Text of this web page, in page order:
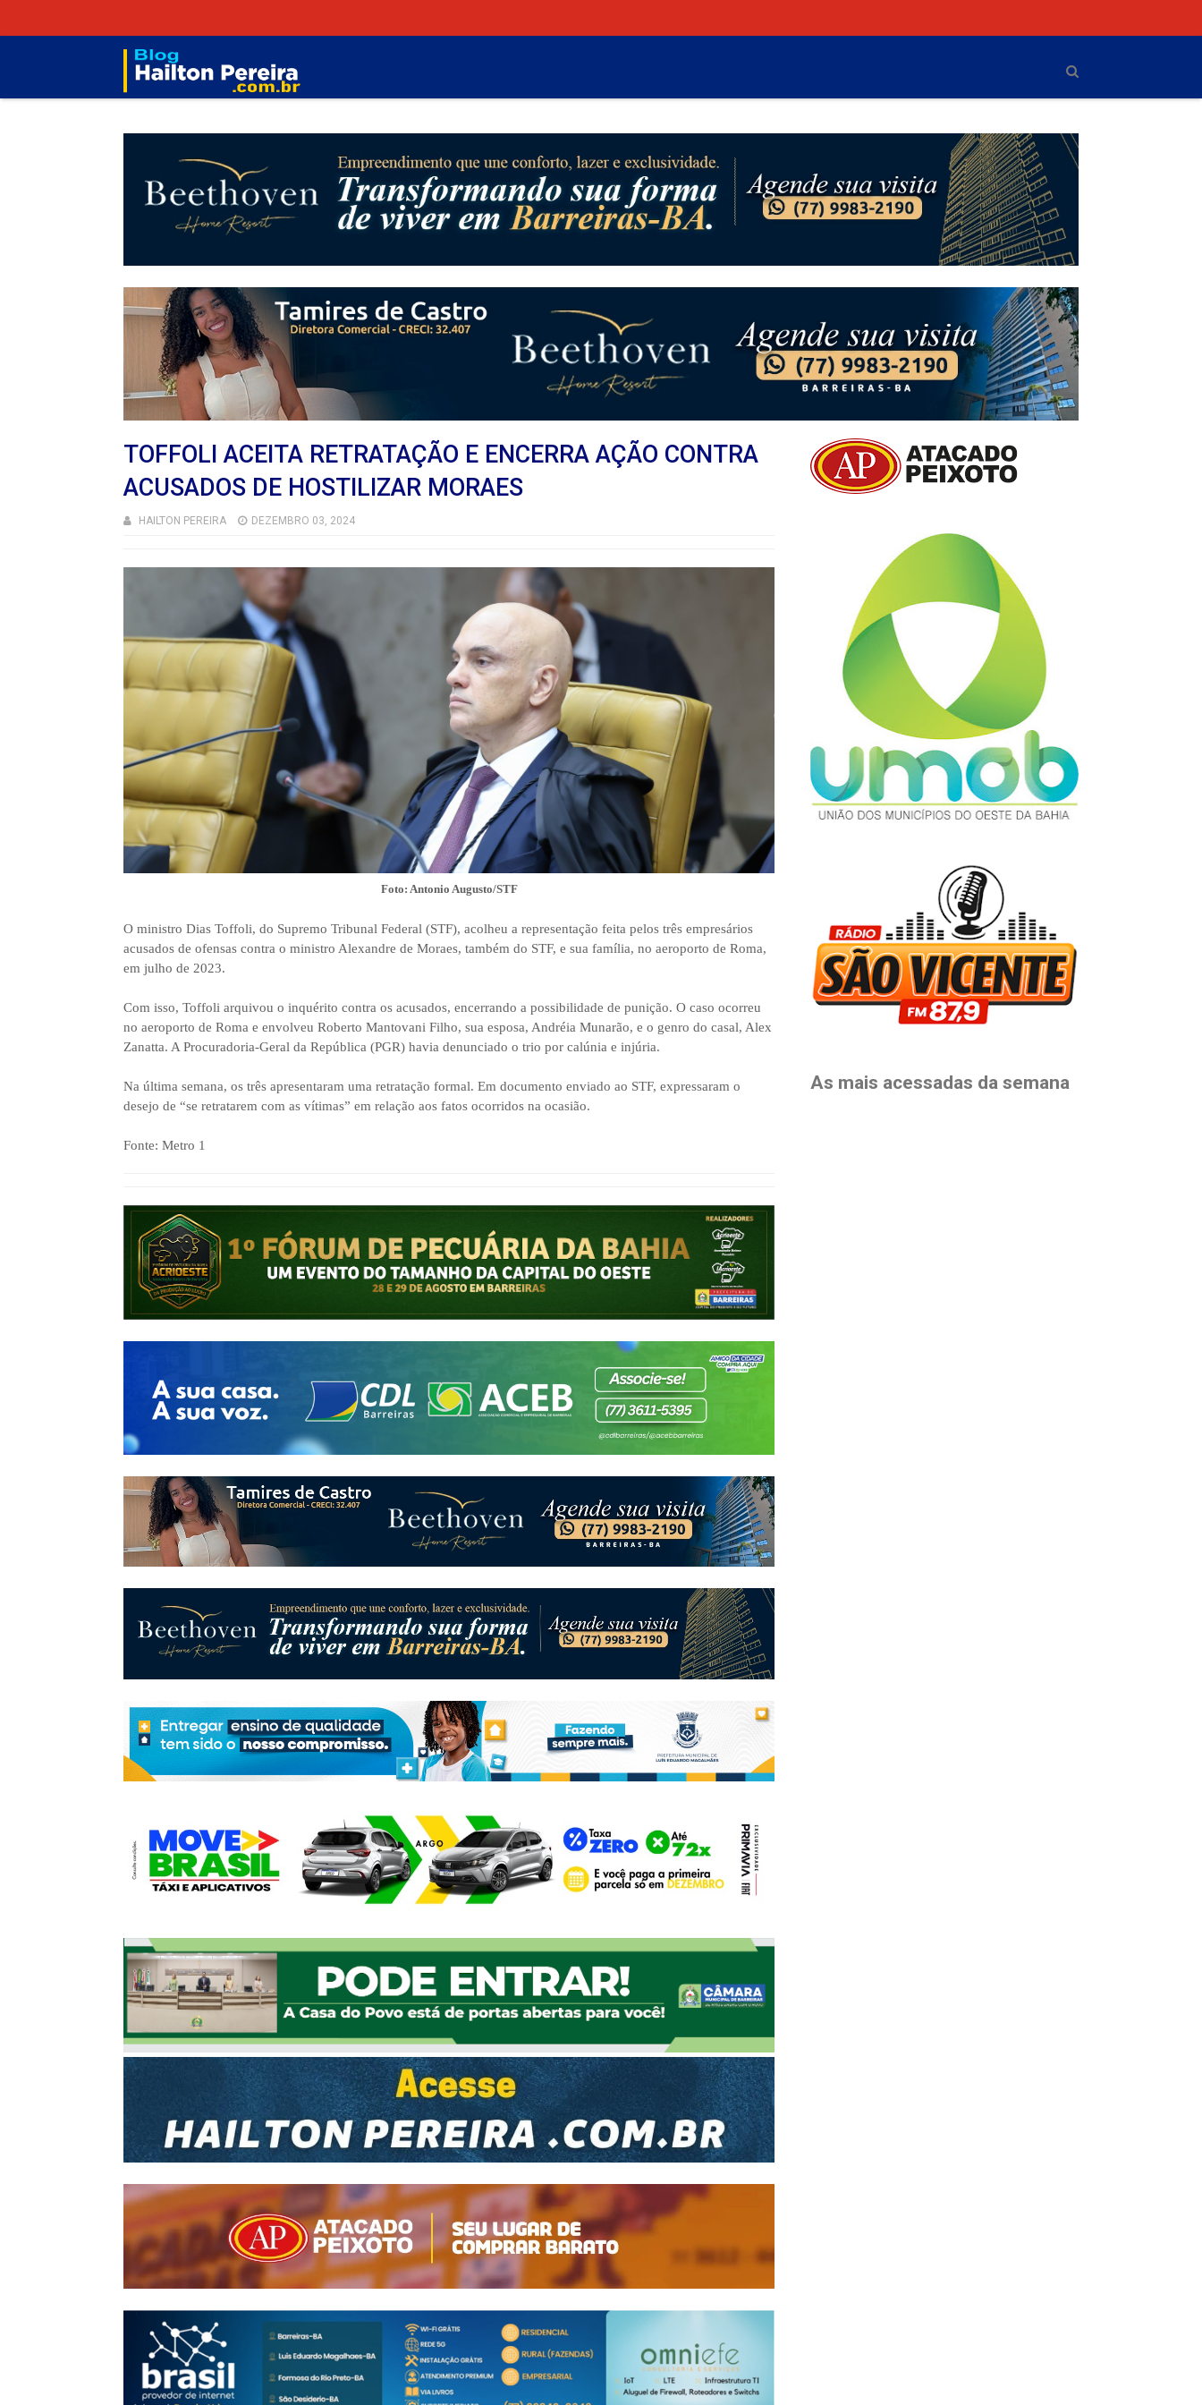
TOFFOLI ACEITA RETRATAÇÃO E ENCERRA AÇÃO CONTRA
ACUSADOS DE HOSTILIZAR MORAES
HAILTON PEREIRA DEZEMBRO 03, 2024
Foto: Antonio Augusto/STF
O ministro Dias Toffoli, do Supremo Tribunal Federal (STF), acolheu a representação feita pelos três empresários
acusados de ofensas contra o ministro Alexandre de Moraes, também do STF, e sua família, no aeroporto de Roma,
em julho de 2023.
Com isso, Toffoli arquivou o inquérito contra os acusados, encerrando a possibilidade de punição. O caso ocorreu
no aeroporto de Roma e envolveu Roberto Mantovani Filho, sua esposa, Andréia Munarão, e o genro do casal, Alex
Zanatta. A Procuradoria-Geral da República (PGR) havia denunciado o trio por calúnia e injúria.
Na última semana, os três apresentaram uma retratação formal. Em documento enviado ao STF, expressaram o
desejo de “se retratarem com as vítimas” em relação aos fatos ocorridos na ocasião.
Fonte: Metro 1
As mais acessadas da semana